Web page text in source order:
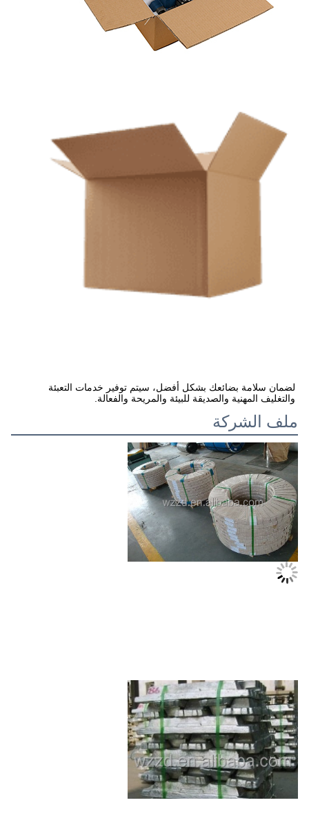
والتغليف المهنية والصديقة للبيئة والمريحة والفعالة.
ملف الشركة